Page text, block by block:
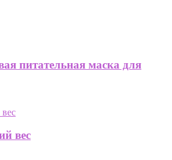
питательная маска для
вес